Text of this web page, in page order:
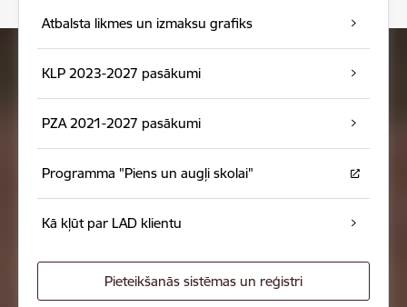
Atbalsta likmes un izmaksu grafiks
KLP 2023-2027 pasākumi
PZA 2021-2027 pasākumi
Programma "Piens un augļi skolai"
Kā kļūt par LAD klientu
Pieteikšanās sistēmas un reģistri